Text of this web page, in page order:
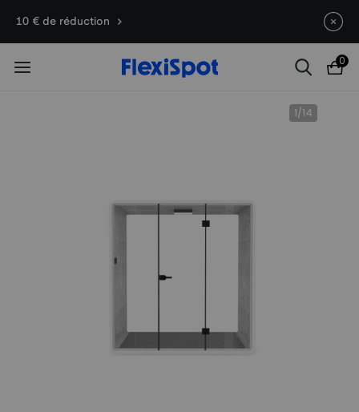
Offres du 10e anniversaire | E7
Plus dès 399,99 €
: 42
0
1/14
10 € de réduction